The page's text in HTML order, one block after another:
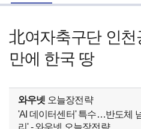
北여자축구단 인
만에 한국 땅
와우넷 오늘장전략
'AI 데이터센터' 특수…반도체